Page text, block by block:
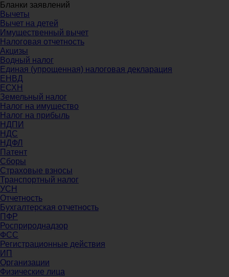
Бланки заявлений
Вычеты
Вычет на детей
Имущественный вычет
Налоговая отчетность
Акцизы
Водный налог
Единая (упрощенная) налоговая декларация
ЕНВД
ЕСХН
Земельный налог
Налог на имущество
Налог на прибыль
НДПИ
НДС
НДФЛ
Патент
Сборы
Страховые взносы
Транспортный налог
УСН
Отчетность
Бухгалтерская отчетность
ПФР
Росприроднадзор
ФСС
Регистрационные действия
ИП
Организации
Физические лица